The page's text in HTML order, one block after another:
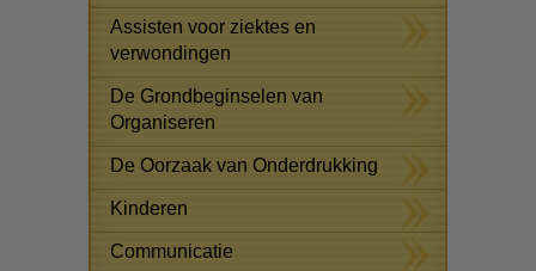
Assisten voor ziektes en
verwondingen
De Grondbeginselen van
Organiseren
De Oorzaak van Onderdrukking
Kinderen
Communicatie